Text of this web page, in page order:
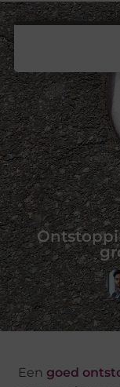
Eengoed